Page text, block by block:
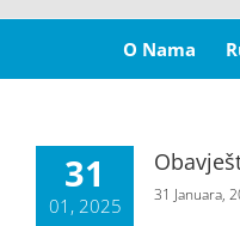
for:
O Nama
31
01, 2025 31 Januara,